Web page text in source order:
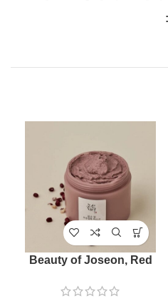
Beauty of Joseon, Red
Beauty Mask, 140 ml